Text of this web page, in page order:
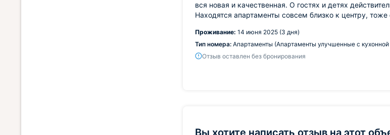
вся новая и качественная. О гостях и детях
Находятся апартаменты совсем близко к центру,
Проживание: 14 июня 2025 (3 дня)
Тип номера: Апартаменты (Апартаменты улучшенные с кухонной
Отзыв оставлен без бронирования
Вы хотите написать отзыв на этот